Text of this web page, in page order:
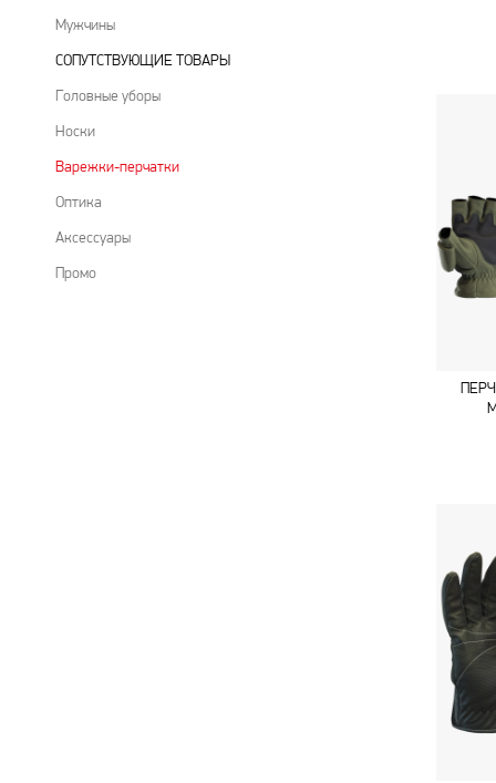
Мужчины
CОПУТСТВУЮЩИЕ ТОВАРЫ
Головные уборы
Носки
Варежки-перчатки
Оптика
Аксессуары
Промо